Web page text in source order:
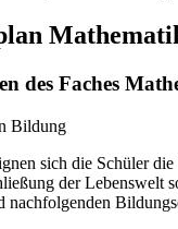
des Faches
Bildung
sich die Schüler
der Lebenswelt
nachfolgenden